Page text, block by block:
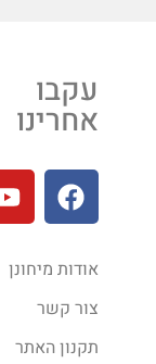
עקבו
אחרינו
אודות מיחונן
צור קשר
תקנון האתר